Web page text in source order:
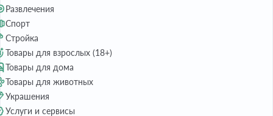
Развлечения
Спорт
Стройка
Товары для взрослых (18+)
Товары для дома
Товары для животных
Украшения
Услуги и сервисы